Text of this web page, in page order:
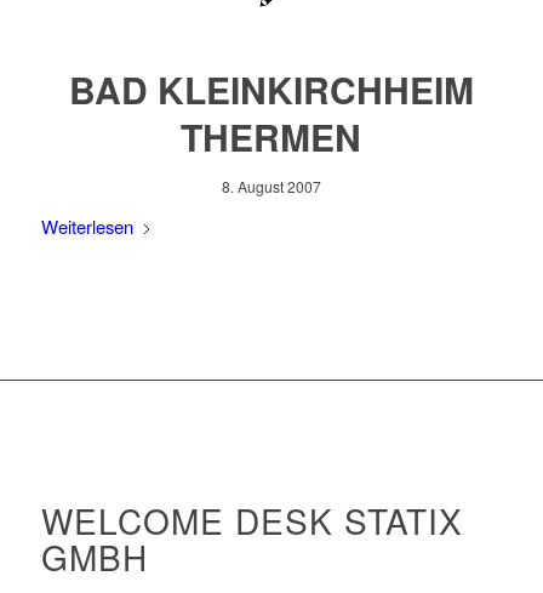
BAD KLEINKIRCHHEIM
THERMEN
8. August 2007
Weiterlesen
WELCOME DESK STATIX
GMBH